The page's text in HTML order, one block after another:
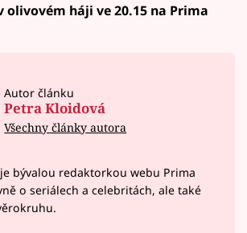
olivovém háji ve 20.15 na Prima
Autor článku
Petra Kloidová
Všechny články autora
bývalou redaktorkou webu Prima
o seriálech a celebritách, ale také